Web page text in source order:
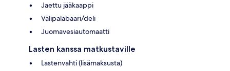
Jaettu jääkaappi
Välipalabaari/deli
Juomavesiautomaatti
Lasten kanssa matkustaville
Lastenvahti (lisämaksusta)